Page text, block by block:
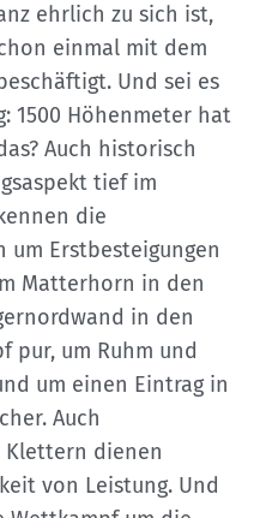
ehrlich zu sich ist,
einmal mit dem
Und sei es
1500 Höhenmeter hat
Auch historisch
tief im
die
Erstbesteigungen
Matterhorn in den
in den
pur, um Ruhm und
um einen Eintrag in
Auch
Klettern dienen
von Leistung. Und